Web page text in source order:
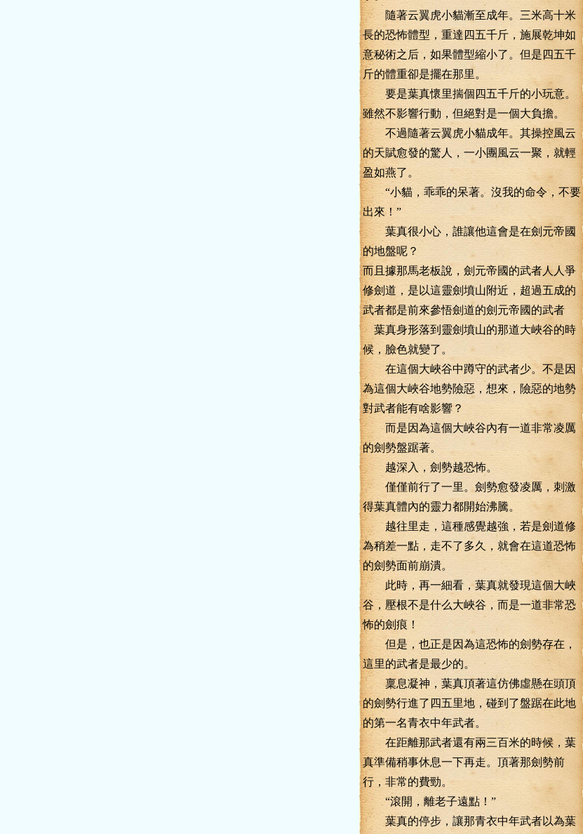
隨著云翼虎小貓漸至成年。三米高十米
長的恐怖體型，重達四五千斤，施展乾坤如
意秘術之后，如果體型縮小了。但是四五千
斤的體重卻是擺在那里。
要是葉真懷里揣個四五千斤的小玩意。
雖然不影響行動，但絕對是一個大負擔。
不過隨著云翼虎小貓成年。其操控風云
的天賦愈發的驚人，一小團風云一聚，就輕
盈如燕了。
“小貓，乖乖的呆著。沒我的命令，不要
出來！”
葉真很小心，誰讓他這會是在劍元帝國
的地盤呢？
而且據那馬老板說，劍元帝國的武者人人爭
修劍道，是以這靈劍墳山附近，超過五成的
武者都是前來參悟劍道的劍元帝國的武者
葉真身形落到靈劍墳山的那道大峽谷的時
候，臉色就變了。
在這個大峽谷中蹲守的武者少。不是因
為這個大峽谷地勢險惡，想來，險惡的地勢
對武者能有啥影響？
而是因為這個大峽谷內有一道非常凌厲
的劍勢盤踞著。
越深入，劍勢越恐怖。
僅僅前行了一里。劍勢愈發凌厲，刺激
得葉真體內的靈力都開始沸騰。
越往里走，這種感覺越強，若是劍道修
為稍差一點，走不了多久，就會在這道恐怖
的劍勢面前崩潰。
此時，再一細看，葉真就發現這個大峽
谷，壓根不是什么大峽谷，而是一道非常恐
怖的劍痕！
但是，也正是因為這恐怖的劍勢存在，
這里的武者是最少的。
稟息凝神，葉真頂著這仿佛虛懸在頭頂
的劍勢行進了四五里地，碰到了盤踞在此地
的第一名青衣中年武者。
在距離那武者還有兩三百米的時候，葉
真準備稍事休息一下再走。頂著那劍勢前
行，非常的費勁。
“滾開，離老子遠點！”
葉真的停步，讓那青衣中年武者以為葉